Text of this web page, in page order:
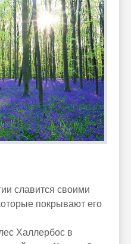
славится своими
покрывают его
Халлербос в